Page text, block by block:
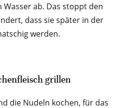
ab. Das stoppt den
dass sie später in der
werden.
grillen
die Nudeln kochen, für das